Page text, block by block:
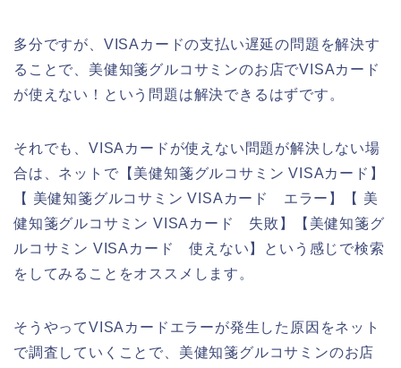
多分ですが、VISAカードの支払い遅延の問題を解決す
ることで、美健知箋グルコサミンのお店でVISAカード
が使えない！という問題は解決できるはずです。
それでも、VISAカードが使えない問題が解決しない場
合は、ネットで【美健知箋グルコサミン VISAカード】
【 美健知箋グルコサミン VISAカード エラー】【 美
健知箋グルコサミン VISAカード 失敗】【美健知箋グ
ルコサミン VISAカード 使えない】という感じで検索
をしてみることをオススメします。
そうやってVISAカードエラーが発生した原因をネット
で調査していくことで、美健知箋グルコサミンのお店